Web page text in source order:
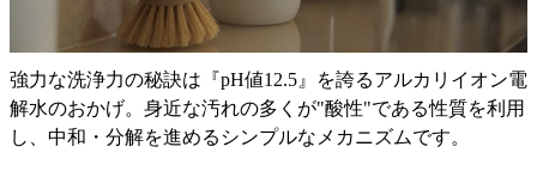
強力な洗浄力の秘訣は『pH値12.5』を誇るアルカリイオン電
解水のおかげ。身近な汚れの多くが"酸性"である性質を利用
し、中和・分解を進めるシンプルなメカニズムです。